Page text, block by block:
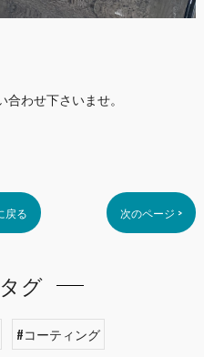
わせ下さいませ。
戻る 次のページ >
グ
#コーティング